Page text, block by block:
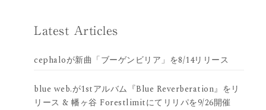
Latest Articles
cephaloが新曲「ブーゲンビリア」を8/14リリース
blue web.が1stアルバム『Blue Reverberation』をリ
リース & 幡ヶ谷 Forestlimitにてリリパを9/26開催